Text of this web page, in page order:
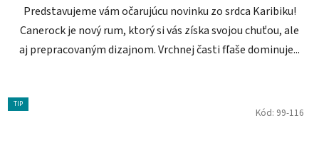
Predstavujeme vám očarujúcu novinku zo srdca Karibiku!
Canerock je nový rum, ktorý si vás získa svojou chuťou, ale
aj prepracovaným dizajnom. Vrchnej časti fľaše dominuje...
TIP
Kód: 99-116